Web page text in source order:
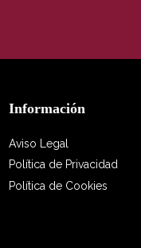
Información
Aviso Legal
Política de Privacidad
Política de Cookies